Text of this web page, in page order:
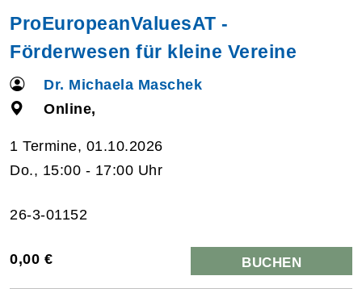
ProEuropeanValuesAT -
Förderwesen für kleine Vereine
Dr. Michaela Maschek
Online,
1 Termine, 01.10.2026
Do., 15:00 - 17:00 Uhr
26-3-01152
0,00 € BUCHEN